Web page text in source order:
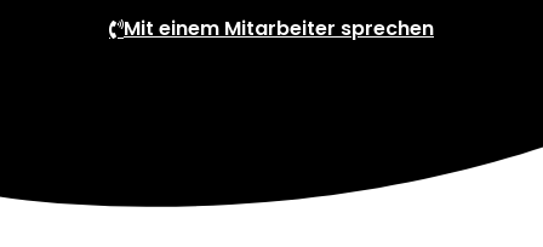
Mit einem Mitarbeiter sprechen